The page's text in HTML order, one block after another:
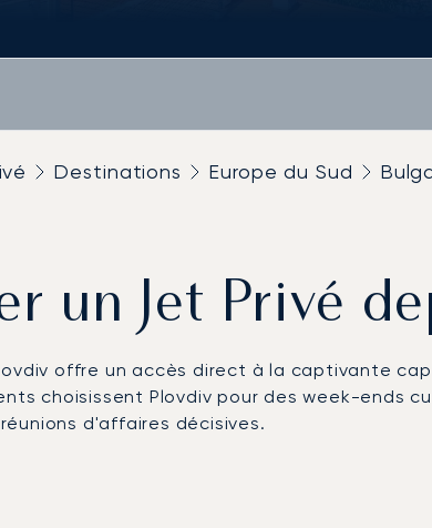
Destinations Europe du Sud
un Jet Privé
offre un accès direct à la captivante
choisissent Plovdiv pour des week-ends
d'affaires décisives.
détail de votre vol à votre emploi du